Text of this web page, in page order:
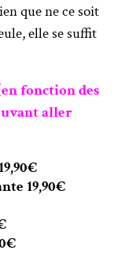
que ne ce soit
elle se suffit
fonction des
aller
19,90€